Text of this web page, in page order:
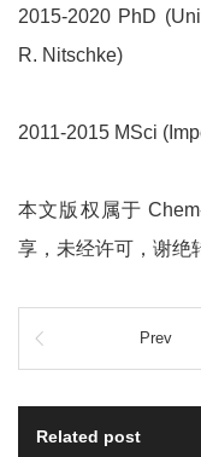
2015-2020 PhD
R. Nitschke)
2011-2015 MSci
本文版权属于
享，未经许可，谢绝
Prev
Related post